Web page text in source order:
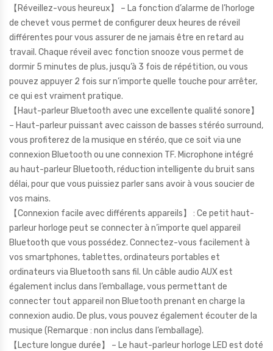
【Réveillez-vous heureux】 – La fonction d’alarme de l’horloge
de chevet vous permet de configurer deux heures de réveil
différentes pour vous assurer de ne jamais être en retard au
travail. Chaque réveil avec fonction snooze vous permet de
dormir 5 minutes de plus, jusqu’à 3 fois de répétition, ou vous
pouvez appuyer 2 fois sur n’importe quelle touche pour arrêter,
ce qui est vraiment pratique.
【Haut-parleur Bluetooth avec une excellente qualité sonore】
– Haut-parleur puissant avec caisson de basses stéréo surround,
vous profiterez de la musique en stéréo, que ce soit via une
connexion Bluetooth ou une connexion TF. Microphone intégré
au haut-parleur Bluetooth, réduction intelligente du bruit sans
délai, pour que vous puissiez parler sans avoir à vous soucier de
vos mains.
【Connexion facile avec différents appareils】 : Ce petit haut-
parleur horloge peut se connecter à n’importe quel appareil
Bluetooth que vous possédez. Connectez-vous facilement à
vos smartphones, tablettes, ordinateurs portables et
ordinateurs via Bluetooth sans fil. Un câble audio AUX est
également inclus dans l’emballage, vous permettant de
connecter tout appareil non Bluetooth prenant en charge la
connexion audio. De plus, vous pouvez également écouter de la
musique (Remarque : non inclus dans l’emballage).
【Lecture longue durée】 – Le haut-parleur horloge LED est doté